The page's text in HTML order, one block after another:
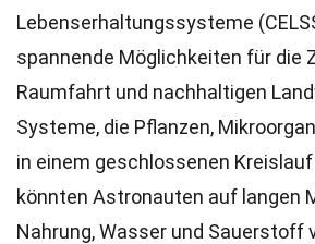
Lebenserhaltungssysteme
spannende Möglichkeiten für die
Raumfahrt und nachhaltigen
Systeme, die Pflanzen,
in einem geschlossenen
könnten Astronauten auf langen
Nahrung, Wasser und Sauerstoff